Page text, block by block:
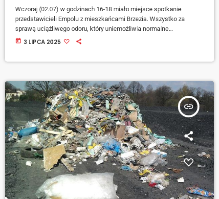
Wczoraj (02.07) w godzinach 16-18 miało miejsce spotkanie
przedstawicieli Empolu z mieszkańcami Brzezia. Wszystko za
sprawą uciążliwego odoru, który uniemożliwia normalne
funkcjonowanie okolicznym mieszkańcom. Spotkanie rozpoczęto
today 3 LIPCA 2025
insert_link